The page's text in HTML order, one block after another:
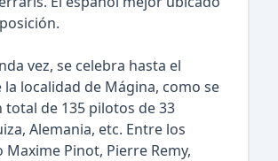
vez, se celebra hasta el
localidad de Mágina, como se
de 135 pilotos de 33
Alemania, etc. Entre los
Pinot, Pierre Remy,